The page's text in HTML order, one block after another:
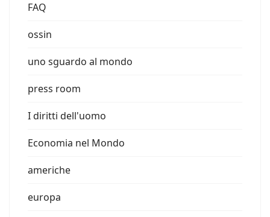
FAQ
ossin
uno sguardo al mondo
press room
I diritti dell'uomo
Economia nel Mondo
americhe
europa